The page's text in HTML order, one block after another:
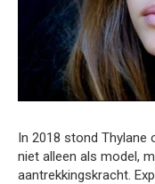
In 2018 stond Thylane
niet alleen als model,
aantrekkingskracht.